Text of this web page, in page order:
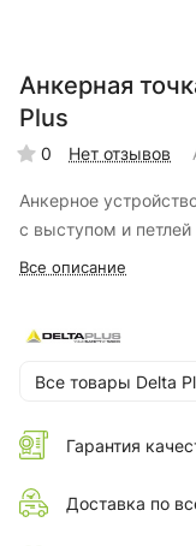
Анкерная
Plus
0 Нет отзывов
Анкерное
с выступом и петлей
Все описание
Все товары Delta
Гарантия
Доставка по